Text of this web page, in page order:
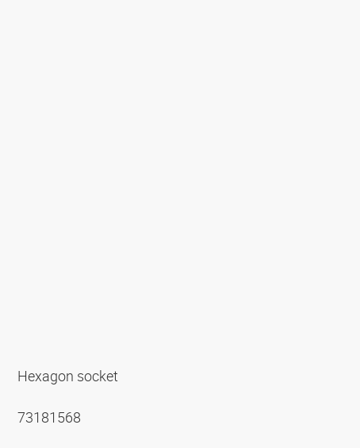
Hexagon socket
73181568